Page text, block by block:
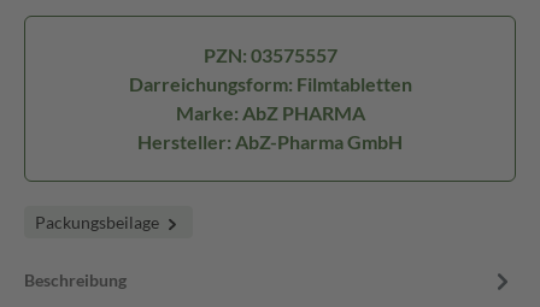
PZN: 03575557
Darreichungsform: Filmtabletten
Marke: AbZ PHARMA
Hersteller: AbZ-Pharma GmbH
Packungsbeilage
Beschreibung